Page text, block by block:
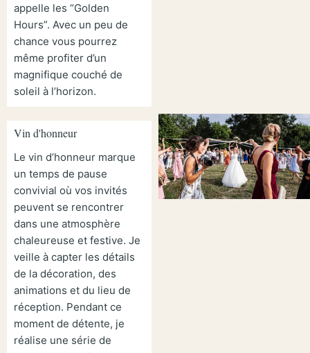
appelle les “Golden
Hours”. Avec un peu de
chance vous pourrez
même profiter d’un
magnifique couché de
soleil à l’horizon.
Vin d'honneur
Le vin d’honneur marque
un temps de pause
convivial où vos invités
peuvent se rencontrer
dans une atmosphère
chaleureuse et festive. Je
veille à capter les détails
de la décoration, des
animations et du lieu de
réception. Pendant ce
moment de détente, je
réalise une série de